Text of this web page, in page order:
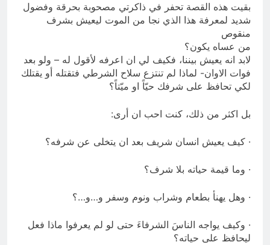
بقيت هذه القصة تحفر في ذاكرتي مصحوبة بحرقة وفضول
شديد لمعرفة هذا الذي نجا من الموت ليعيش بشرف
منقوص
من عساه يكون؟
لابد انه يعيش بيننا، فكيف لي ان اعرفه لأقول له – ولو بعد
فوات الاوان- لماذا لم تنتزع سلاح الشرطي فتقتله أو يقتلك
لكي تحافظ على شرفك حيّاً او ميّتاً؟
بل اكثر من ذلك، كنت احب ان أرى:
· كيف يعيش انسان شريف بعد ان يتخلى عن شرفه؟
· وما قيمة حياته بلا شرف؟
· وهل يهنأ بطعام وشراب ونوم وسفر و…و…؟
· وكيف يواجه الناسَ الشرفاءَ حتى لو لم يعرفوا ماذا فعل
ليحافظ على حياته؟